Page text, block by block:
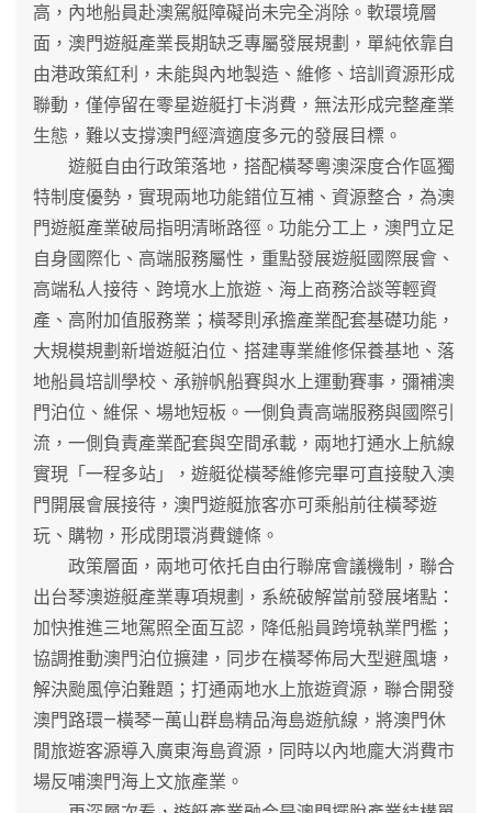
高，內地船員赴澳駕艇障礙尚未完全消除。軟環境層
面，澳門遊艇產業長期缺乏專屬發展規劃，單純依靠自
由港政策紅利，未能與內地製造、維修、培訓資源形成
聯動，僅停留在零星遊艇打卡消費，無法形成完整產業
生態，難以支撐澳門經濟適度多元的發展目標。
遊艇自由行政策落地，搭配橫琴粵澳深度合作區獨
特制度優勢，實現兩地功能錯位互補、資源整合，為澳
門遊艇產業破局指明清晰路徑。功能分工上，澳門立足
自身國際化、高端服務屬性，重點發展遊艇國際展會、
高端私人接待、跨境水上旅遊、海上商務洽談等輕資
產、高附加值服務業；橫琴則承擔產業配套基礎功能，
大規模規劃新增遊艇泊位、搭建專業維修保養基地、落
地船員培訓學校、承辦帆船賽與水上運動賽事，彌補澳
門泊位、維保、場地短板。一側負責高端服務與國際引
流，一側負責產業配套與空間承載，兩地打通水上航線
實現「一程多站」，遊艇從橫琴維修完畢可直接駛入澳
門開展會展接待，澳門遊艇旅客亦可乘船前往橫琴遊
玩、購物，形成閉環消費鏈條。
政策層面，兩地可依托自由行聯席會議機制，聯合
出台琴澳遊艇產業專項規劃，系統破解當前發展堵點：
加快推進三地駕照全面互認，降低船員跨境執業門檻；
協調推動澳門泊位擴建，同步在橫琴佈局大型避風塘，
解決颱風停泊難題；打通兩地水上旅遊資源，聯合開發
澳門路環—橫琴—萬山群島精品海島遊航線，將澳門休
閒旅遊客源導入廣東海島資源，同時以內地龐大消費市
場反哺澳門海上文旅產業。